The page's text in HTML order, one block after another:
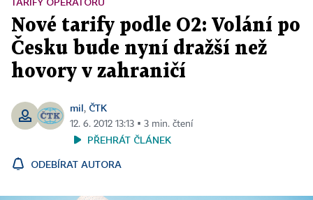
Nové tarify podle O2: Volání po
Česku bude nyní dražší než
hovory v zahraničí
mil, ČTK
12. 6. 2012 13:13 ▪ 3 min. čtení
PŘEHRÁT ČLÁNEK
ODEBÍRAT AUTORA